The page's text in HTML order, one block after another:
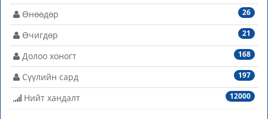
26
Өнөөдөр
21
Өчигдөр
168
Долоо хоногт
197
Сүүлийн сард
12000
Нийт хандалт